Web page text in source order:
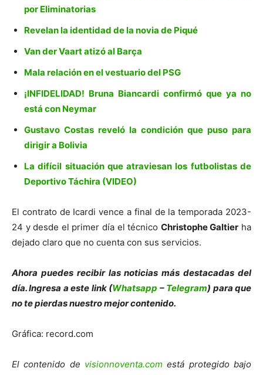
por Eliminatorias
Revelan la identidad de la novia de Piqué
Van der Vaart atizó al Barça
Mala relación en el vestuario del PSG
¡INFIDELIDAD! Bruna Biancardi confirmó que ya no
está con Neymar
Gustavo Costas reveló la condición que puso para
dirigir a Bolivia
La difícil situación que atraviesan los futbolistas de
Deportivo Táchira (VIDEO)
El contrato de Icardi vence a final de la temporada 2023-
24 y desde el primer día el técnico Christophe Galtier ha
dejado claro que no cuenta con sus servicios.
Ahora puedes recibir las noticias más destacadas del
día. Ingresa a este link (Whatsapp – Telegram) para que
no te pierdas nuestro mejor contenido.
Gráfica: record.com
El contenido de visionnoventa.comestá protegido bajo